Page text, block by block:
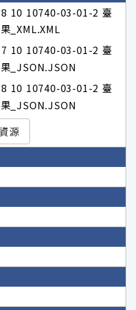
10 10740-03-01-2 臺
_XML.XML
10 10740-03-01-2 臺
_JSON.JSON
10 10740-03-01-2 臺
_JSON.JSON
源